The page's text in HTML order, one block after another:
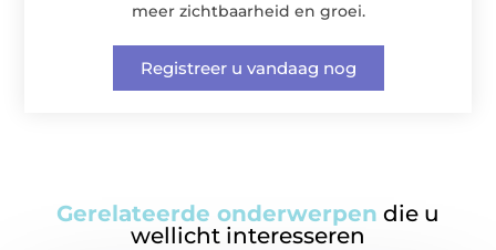
meer zichtbaarheid en groei.
Registreer u vandaag nog
Gerelateerde onderwerpen die u
wellicht interesseren